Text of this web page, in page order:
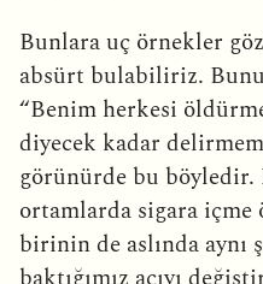
Bunlara uç örnekler
absürt bulabiliriz.
“Benim herkesi
diyecek kadar
görünürde bu
ortamlarda sigara
birinin de aslında aynı